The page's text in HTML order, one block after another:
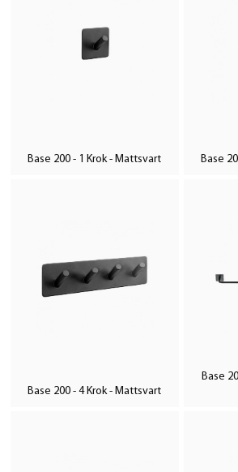
Base 200 - 1 Krok - Mattsvart Base
Base 200 - 4 Krok - Mattsvart
Base